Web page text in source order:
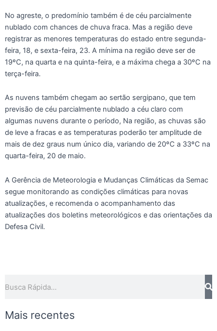
No agreste, o predomínio também é de céu parcialmente
nublado com chances de chuva fraca. Mas a região deve
registrar as menores temperaturas do estado entre segunda-
feira, 18, e sexta-feira, 23. A mínima na região deve ser de
19ºC, na quarta e na quinta-feira, e a máxima chega a 30ºC na
terça-feira.
As nuvens também chegam ao sertão sergipano, que tem
previsão de céu parcialmente nublado a céu claro com
algumas nuvens durante o período, Na região, as chuvas são
de leve a fracas e as temperaturas poderão ter amplitude de
mais de dez graus num único dia, variando de 20ºC a 33ºC na
quarta-feira, 20 de maio.
A Gerência de Meteorologia e Mudanças Climáticas da Semac
segue monitorando as condições climáticas para novas
atualizações, e recomenda o acompanhamento das
atualizações dos boletins meteorológicos e das orientações da
Defesa Civil.
Mais recentes